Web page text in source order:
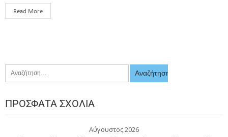
Read More
ΠΡΌΣΦΑΤΑ ΣΧΌΛΙΑ
Αύγουστος 2026